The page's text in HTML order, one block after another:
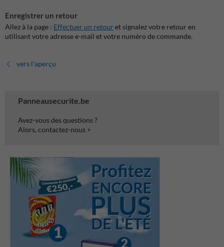
Panneausecurite.be
Avez-vous des questions ?
Alors, contactez-nous >
Enregistrer un retour
Allez à la page : Effectuer un retour et signalez votre retour en
utilisant votre adresse e-mail et votre numéro de commande.
vers l'aperçu